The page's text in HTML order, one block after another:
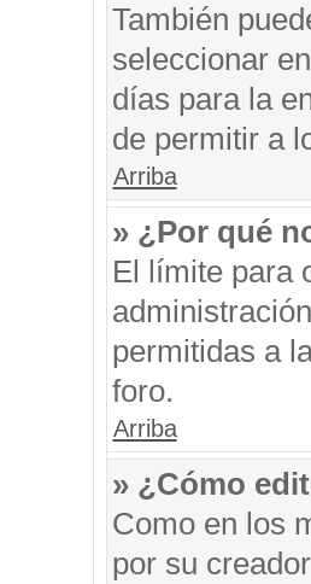
También
seleccionar
días para la
de permitir a
Arriba
» ¿Por qué
El límite para
permitidas a
foro.
Arriba
» ¿Cómo
Como en los
por su